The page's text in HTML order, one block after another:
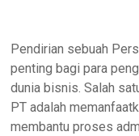
Pendirian sebuah
penting bagi para
dunia bisnis. Salah
PT adalah
membantu proses